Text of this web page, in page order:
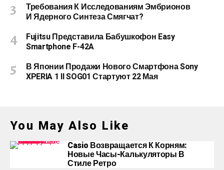
Требования К Исследованиям Эмбрионов
И Ядерного Синтеза Смягчат?
Fujitsu Представила Бабушкофон Easy
Smartphone F-42A
В Японии Продажи Нового Смартфона Sony
XPERIA 1 II SOG01 Стартуют 22 Мая
You May Also Like
Casio Возвращается К Корням:
Новые Часы-Калькуляторы В
Стиле Ретро